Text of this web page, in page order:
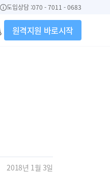
도입상담 :070 - 7011 - 0683
원격지원 바로시작
2018년 1월 3일